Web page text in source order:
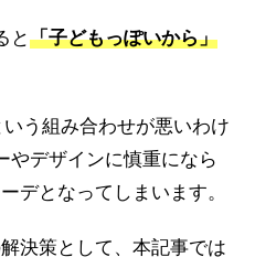
と「子どもっぽいから」
う組み合わせが悪いわけ
やデザインに慎重になら
デとなってしまいます。
決策として、本記事では